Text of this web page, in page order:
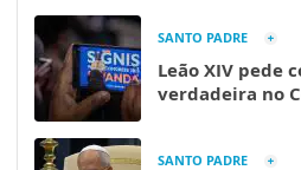
SANTO PADRE
Leão XIV pede
verdadeira no
SANTO PADRE